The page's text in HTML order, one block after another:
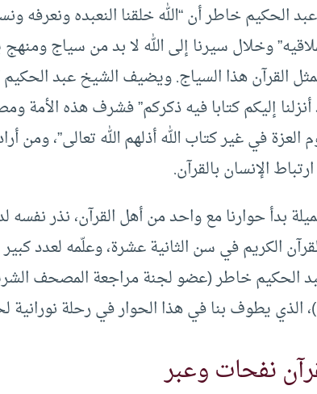
الحكيم خاطر أن “الله خلقنا النعبده ونعرفه
وخلال سيرنا إلى الله لا بد من سياج
القرآن هذا السياج. ويضيف الشيخ عبد
إليكم كتابا فيه ذكركم” فشرف هذه
العزة في غير كتاب الله أذلهم الله تعالى”،
الإنسان بالقرآن.
بدأ حوارنا مع واحد من أهل القرآن، نذر
الكريم في سن الثانية عشرة، وعلّمه لعدد
الحكيم خاطر (عضو لجنة مراجعة المصحف
الذي يطوف بنا في هذا الحوار في رحلة
نفحات وعبر